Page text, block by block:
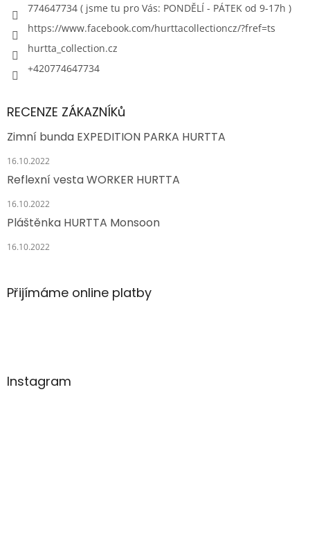
774647734 ( jsme tu pro Vás: PONDĚLÍ - PÁTEK od 9-17h )
https://www.facebook.com/hurttacollectioncz/?fref=ts
hurtta_collection.cz
+420774647734
RECENZE ZÁKAZNÍKů
Zimní bunda EXPEDITION PARKA HURTTA
16.10.2022
Reflexní vesta WORKER HURTTA
16.10.2022
Pláštěnka HURTTA Monsoon
16.10.2022
Přijímáme online platby
Instagram